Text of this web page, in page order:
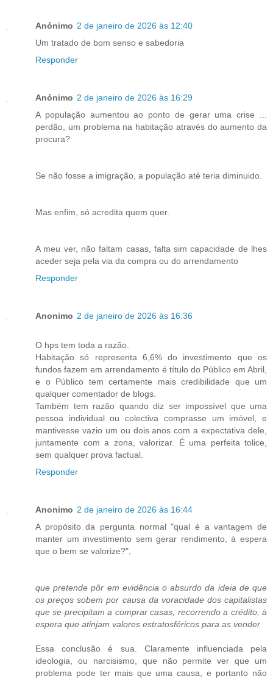
Anónimo 2 de janeiro de 2026 às 12:40
Um tratado de bom senso e sabedoria
Responder
Anónimo 2 de janeiro de 2026 às 16:29
A população aumentou ao ponto de gerar uma crise ...
perdão, um problema na habitação através do aumento da
procura?
Se não fosse a imigração, a população até teria diminuido.
Mas enfim, só acredita quem quer.
A meu ver, não faltam casas, falta sim capacidade de lhes
aceder seja pela via da compra ou do arrendamento
Responder
Anonimo 2 de janeiro de 2026 às 16:36
O hps tem toda a razão.
Habitação só representa 6,6% do investimento que os
fundos fazem em arrendamento é título do Público em Abril,
e o Público tem certamente mais credibilidade que um
qualquer comentador de blogs.
Também tem razão quando diz ser impossível que uma
pessoa individual ou colectiva comprasse um imóvel, e
mantivesse vazio um ou dois anos com a expectativa dele,
juntamente com a zona, valorizar. É uma perfeita tolice,
sem qualquer prova factual.
Responder
Anonimo 2 de janeiro de 2026 às 16:44
A propósito da pergunta normal "qual é a vantagem de
manter um investimento sem gerar rendimento, à espera
que o bem se valorize?",
que pretende pôr em evidência o absurdo da ideia de que
os preços sobem por causa da voracidade dos capitalistas
que se precipitam a comprar casas, recorrendo a crédito, à
espera que atinjam valores estratosféricos para as vender
Essa conclusão é sua. Claramente influenciada pela
ideologia, ou narcisismo, que não permite ver que um
problema pode ter mais que uma causa, e portanto não